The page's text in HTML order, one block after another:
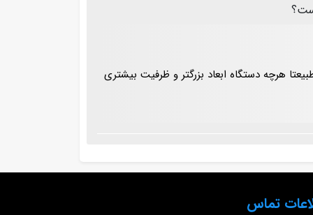
هرچه دستگاه ابعاد بزرگتر و ظرفیت بیشتری
تماس